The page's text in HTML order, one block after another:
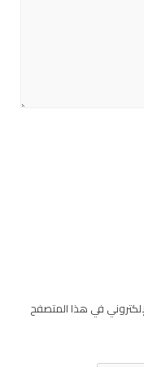
في هذا المتصفح